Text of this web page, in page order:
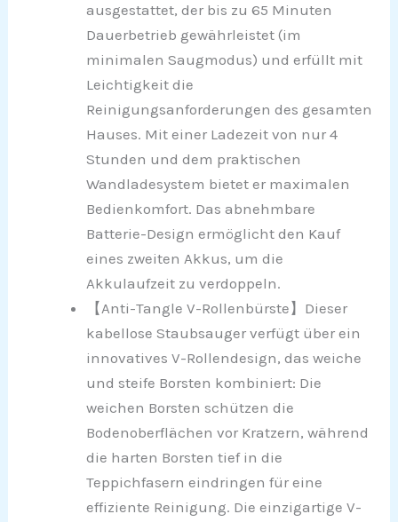
ausgestattet, der bis zu 65 Minuten
Dauerbetrieb gewährleistet (im
minimalen Saugmodus) und erfüllt mit
Leichtigkeit die
Reinigungsanforderungen des gesamten
Hauses. Mit einer Ladezeit von nur 4
Stunden und dem praktischen
Wandladesystem bietet er maximalen
Bedienkomfort. Das abnehmbare
Batterie-Design ermöglicht den Kauf
eines zweiten Akkus, um die
Akkulaufzeit zu verdoppeln.
【Anti-Tangle V-Rollenbürste】Dieser
kabellose Staubsauger verfügt über ein
innovatives V-Rollendesign, das weiche
und steife Borsten kombiniert: Die
weichen Borsten schützen die
Bodenoberflächen vor Kratzern, während
die harten Borsten tief in die
Teppichfasern eindringen für eine
effiziente Reinigung. Die einzigartige V-